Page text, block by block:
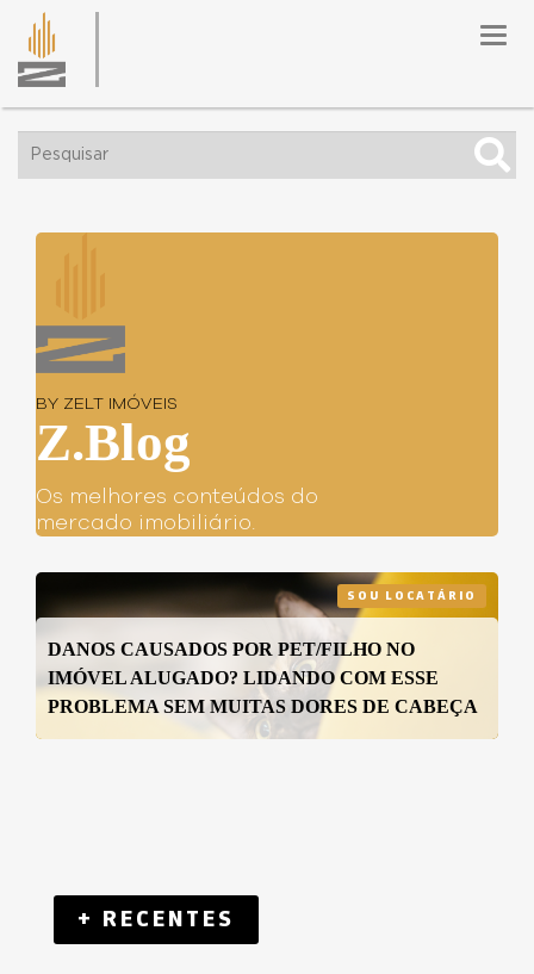
BY ZELT IMÓVEIS
Z.Blog
Os melhores conteúdos do
mercado imobiliário.
SOU LOCATÁRIO
DANOS CAUSADOS POR PET/FILHO NO
IMÓVEL ALUGADO? LIDANDO COM ESSE
PROBLEMA SEM MUITAS DORES DE CABEÇA
+ RECENTES